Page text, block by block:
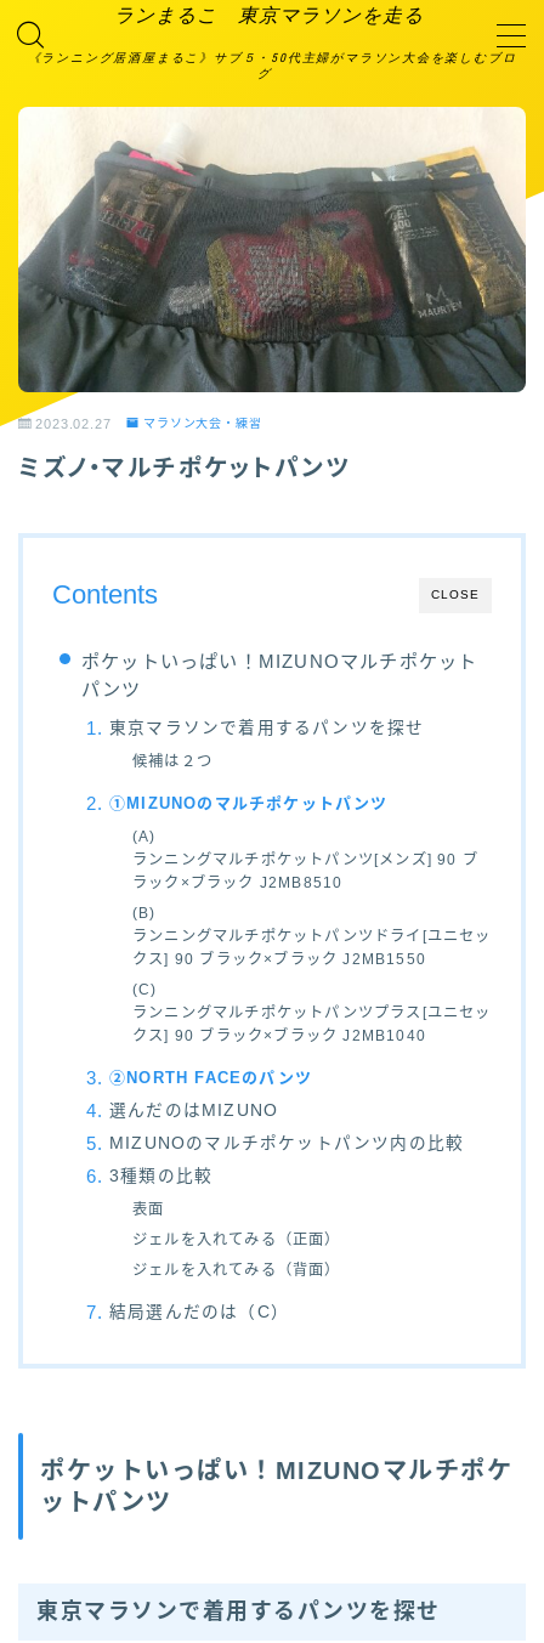
ランまるこ 東京マラソンを走る
《ランニング居酒屋まるこ》サブ５・50代主婦がマラソン大会を楽しむブロ
グ
TOP画面
お問い合わせ
プライバシーポリシー
利用規約／特定商取引法に基づく表記
有料記事の決済完了ページ
特定商取引法に基づく表記
箱根プロジェクト
絆ランニング倶楽部
自己紹介＆ランニングスペック
運営者情報
2023.02.27 マラソン大会・練習
ミズノ・マルチポケットパンツ
CLOSE
Contents
ポケットいっぱい！MIZUNOマルチポケット
パンツ
東京マラソンで着用するパンツを探せ
候補は２つ
①MIZUNOのマルチポケットパンツ
(A)
ランニングマルチポケットパンツ[メンズ] 90 ブ
ラック×ブラック J2MB8510
(B)
ランニングマルチポケットパンツドライ[ユニセッ
クス] 90 ブラック×ブラック J2MB1550
(C)
ランニングマルチポケットパンツプラス[ユニセッ
クス] 90 ブラック×ブラック J2MB1040
②NORTH FACEのパンツ
選んだのはMIZUNO
MIZUNOのマルチポケットパンツ内の比較
3種類の比較
表面
ジェルを入れてみる（正面）
ジェルを入れてみる（背面）
結局選んだのは（C）
ポケットいっぱい！ MIZUNOマルチポケ
ットパンツ
東京マラソンで着用するパンツを探せ